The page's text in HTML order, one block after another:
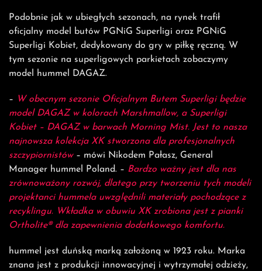
Podobnie jak w ubiegłych sezonach, na rynek trafił
oficjalny model butów PGNiG Superligi oraz PGNiG
Superligi Kobiet, dedykowany do gry w piłkę ręczną. W
tym sezonie na superligowych parkietach zobaczymy
model hummel DAGAZ.
– W obecnym sezonie Oficjalnym Butem Superligi będzie
model DAGAZ w kolorach Marshmallow, a Superligi
Kobiet – DAGAZ w barwach Morning Mist. Jest to nasza
najnowsza kolekcja XK stworzona dla profesjonalnych
szczypiornistów – mówi Nikodem Pałasz, General
Manager hummel Poland. – Bardzo ważny jest dla nas
zrównoważony rozwój, dlatego przy tworzeniu tych modeli
projektanci hummela uwzględnili materiały pochodzące z
recyklingu. Wkładka w obuwiu XK zrobiona jest z pianki
Ortholite® dla zapewnienia dodatkowego komfortu.
hummel jest duńską marką założoną w 1923 roku. Marka
znana jest z produkcji innowacyjnej i wytrzymałej odzieży,